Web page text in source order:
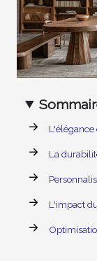
La
L'impact